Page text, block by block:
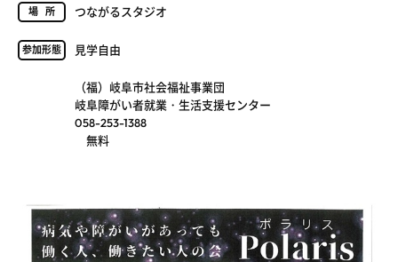
場所 つながるスタジオ
参加形態 見学自由
（福）岐阜市社会福祉事業団
岐阜障がい者就業・生活支援センター
058-253-1388
無料